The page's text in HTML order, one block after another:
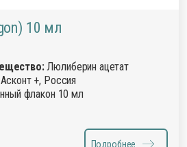
10 мл
Люлиберин ацетат
+, Россия
флакон 10 мл
Подробнее